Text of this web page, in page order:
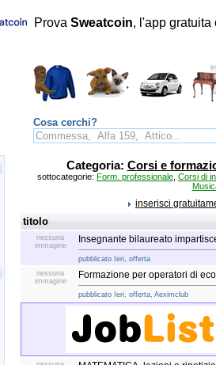
Prova Sweatcoin, l'app
Cosa cerchi?
Categoria: Corsi e
sottocategorie: Form. professionale Corsi di
inserisci
titolo
nessuna
immagine
Insegnante bilaureato
pubblicato Ieri, offerta
nessuna
immagine
Formazione per operatori di
pubblicato Ieri, offerta, Aeximclub